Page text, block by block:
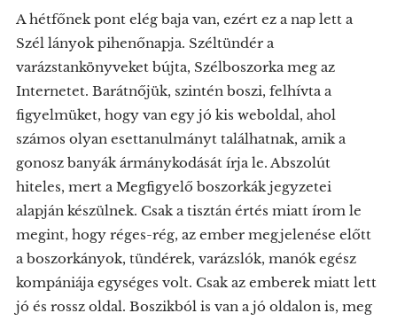
A hétfőnek pont elég baja van, ezért ez a nap lett a
Szél lányok pihenőnapja. Széltündér a
varázstankönyveket bújta, Szélboszorka meg az
Internetet. Barátnőjük, szintén boszi, felhívta a
figyelmüket, hogy van egy jó kis weboldal, ahol
számos olyan esettanulmányt találhatnak, amik a
gonosz banyák ármánykodását írja le. Abszolút
hiteles, mert a Megfigyelő boszorkák jegyzetei
alapján készülnek. Csak a tisztán értés miatt írom le
megint, hogy réges-rég, az ember megjelenése előtt
a boszorkányok, tündérek, varázslók, manók egész
kompániája egységes volt. Csak az emberek miatt lett
jó és rossz oldal. Boszikból is van a jó oldalon is, meg